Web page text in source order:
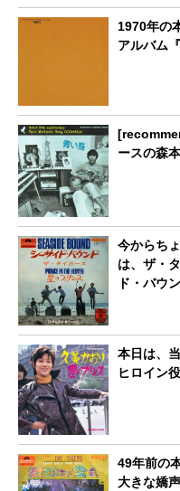
1970年の
アルバム
ースの森
今からち
は、ザ・
ド・バウ
本日は、
ヒロイン
49年前の
大きな嬌